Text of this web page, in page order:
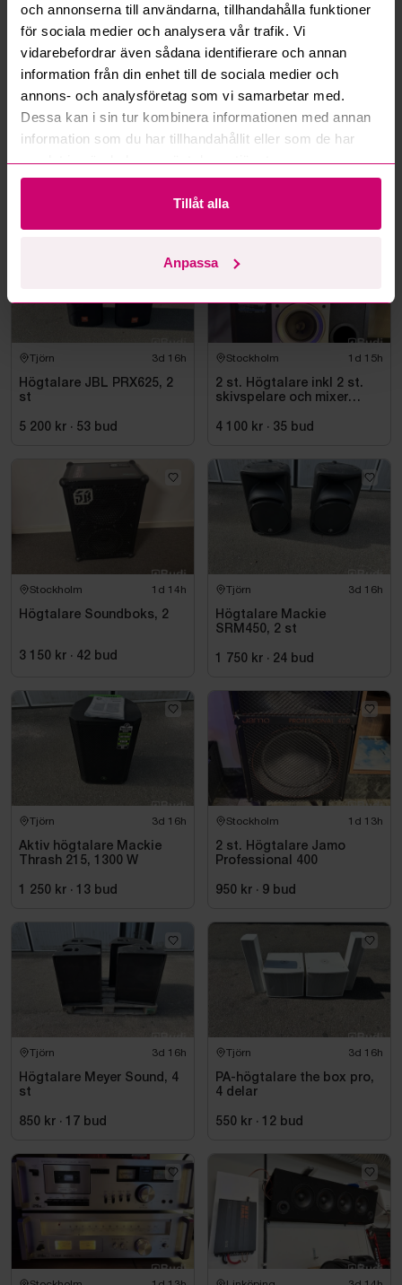
och annonserna till användarna, tillhandahålla funktioner
för sociala medier och analysera vår trafik. Vi
vidarebefordrar även sådana identifierare och annan
information från din enhet till de sociala medier och
annons- och analysföretag som vi samarbetar med.
Dessa kan i sin tur kombinera informationen med annan
information som du har tillhandahållit eller som de har
samlat in när du har använt deras tjänster.
Tillåt alla
Anpassa
Kan jag ångra ett bud?
Kan ni frakta mina vunna objekt?
Läs fler frågor och svar
Mer från samma kategori
Tjörn 3d 16h
Högtalare JBL PRX625, 2
st
5 200 kr · 53 bud
Stockholm 1d 15h
2 st. Högtalare inkl 2 st.
skivspelare och mixer
4 100 kr · 35 bud
Stockholm 1d 14h
Högtalare Soundboks, 2
3 150 kr · 42 bud
Tjörn 3d 16h
Högtalare Mackie
SRM450, 2 st
1 750 kr · 24 bud
Tjörn 3d 16h
Aktiv högtalare Mackie
Thrash 215, 1300 W
1 250 kr · 13 bud
Stockholm 1d 13h
2 st. Högtalare Jamo
Professional 400
950 kr · 9 bud
Tjörn 3d 16h
Högtalare Meyer Sound, 4
st
850 kr · 17 bud
Tjörn 3d 16h
PA-högtalare the box pro,
4 delar
550 kr · 12 bud